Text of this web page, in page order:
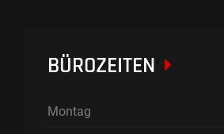
BÜROZEITEN
Montag